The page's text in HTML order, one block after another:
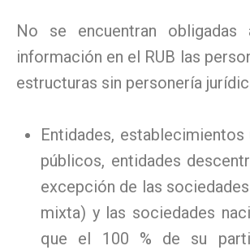
No se encuentran obligadas
información en el RUB las
estructuras sin personería
Entidades,
públicos, entidades
excepción de las
mixta) y las sociedades
que el 100 % de su